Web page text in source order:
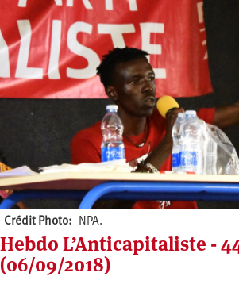
Crédit Photo NPA.
Hebdo L’Anticapitaliste -
(06/09/2018)